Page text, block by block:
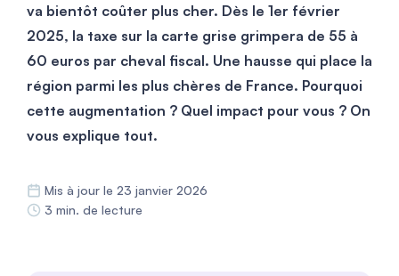
va bientôt coûter plus cher. Dès le 1er février
2025, la taxe sur la carte grise grimpera de 55 à
60 euros par cheval fiscal. Une hausse qui place la
région parmi les plus chères de France. Pourquoi
cette augmentation ? Quel impact pour vous ? On
vous explique tout.
Mis à jour le 23 janvier 2026
3 min. de lecture